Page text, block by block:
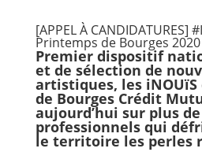
[APPEL À CANDIDATURES]
Printemps de Bourges 2020
Premier dispositif
et de sélection de
artistiques, les
de Bourges Crédit
aujourd’hui sur plus de
professionnels qui
le territoire les perles